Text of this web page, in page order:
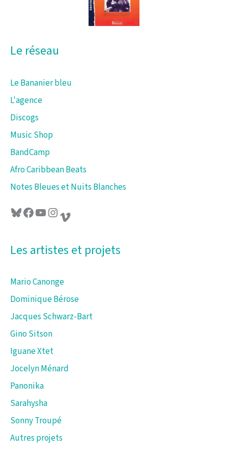
Le réseau
Le Bananier bleu
L'agence
Discogs
Music Shop
BandCamp
Afro Caribbean Beats
Notes Bleues et Nuits Blanches
Bluesky Facebook YouTube InstagramVimeo
Les artistes et projets
Mario Canonge
Dominique Bérose
Jacques Schwarz-Bart
Gino Sitson
Iguane Xtet
Jocelyn Ménard
Panonika
Sarahysha
Sonny Troupé
Autres projets